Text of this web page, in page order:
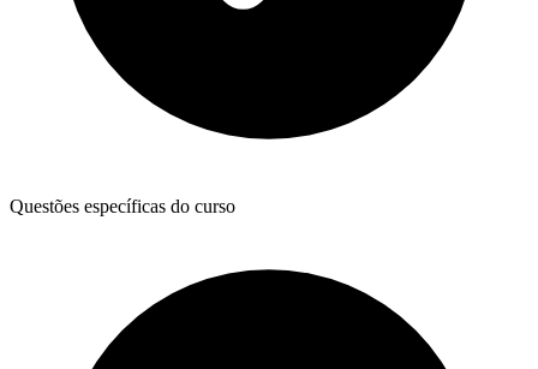
Questões específicas do curso